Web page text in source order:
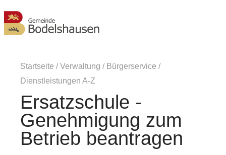
Startseite /Verwaltung / Bürgerservice /
Dienstleistungen A-Z
Ersatzschule -
Genehmigung zum
Betrieb beantragen